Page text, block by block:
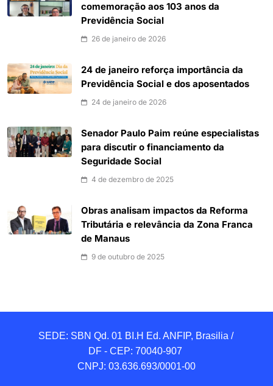
comemoração aos 103 anos da
Previdência Social
26 de janeiro de 2026
24 de janeiro reforça importância da
Previdência Social e dos aposentados
24 de janeiro de 2026
Senador Paulo Paim reúne especialistas
para discutir o financiamento da
Seguridade Social
4 de dezembro de 2025
Obras analisam impactos da Reforma
Tributária e relevância da Zona Franca
de Manaus
9 de outubro de 2025
SEDE: SBN Qd. 01 BI.H Ed. ANFIP, Brasilia /
DF - CEP: 70040-907
CNPJ: 03.636.693/0001-00